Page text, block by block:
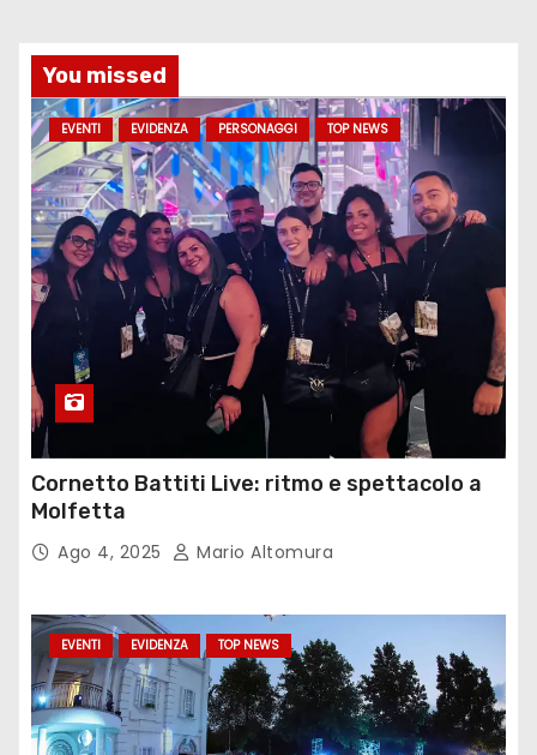
You missed
EVENTI EVIDENZA PERSONAGGI TOP NEWS
Cornetto Battiti Live: ritmo e spettacolo a
Molfetta
Ago 4, 2025 Mario Altomura
EVENTI EVIDENZA TOP NEWS